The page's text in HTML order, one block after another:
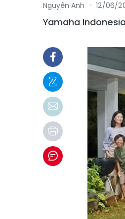
Nguyễn Anh 12/06/
Yamaha